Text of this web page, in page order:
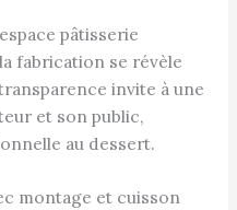
pâtisserie
fabrication se révèle
invite à une
et son public,
au dessert.
montage et cuisson